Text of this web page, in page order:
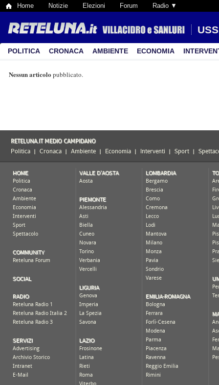
Home Notizie Elezioni Forum Radio ▼
POLITICA CRONACA AMBIENTE ECONOMIA
Nessun articolo pubblicato.